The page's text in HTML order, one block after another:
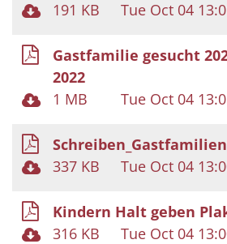
191 KB Tue Oct 04
Gastfamilie gesucht
2022
1 MB
Tue Oct 04
337 KB
Tue Oct 04
Kindern Halt geben
316 KB
Tue Oct 04